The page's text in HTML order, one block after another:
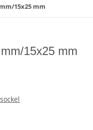
15x25 mm
15x25 mm